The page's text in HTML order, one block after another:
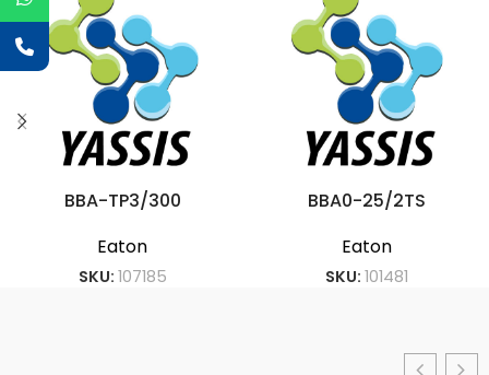
BBA-TP3/300
Eaton
SKU: 107185
BBA0-25/2TS
Eaton
SKU: 101481